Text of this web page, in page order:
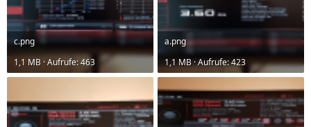
c.png
1,1 MB · Aufrufe: 463
a.png
1,1 MB · Aufrufe: 423